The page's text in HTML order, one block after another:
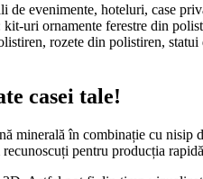
evenimente, hoteluri, case
uri ornamente ferestre din
rozete din polistiren,
casei tale!
minerală în combinație cu nisip
pentru producția